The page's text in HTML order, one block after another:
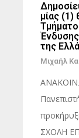
μίας
της
Μιχαήλ
ΣΧΟΛΗ